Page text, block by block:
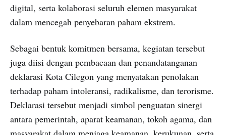
digital, serta kolaborasi seluruh elemen masyarakat
dalam mencegah penyebaran paham ekstrem.
Sebagai bentuk komitmen bersama, kegiatan tersebut
juga diisi dengan pembacaan dan penandatanganan
deklarasi Kota Cilegon yang menyatakan penolakan
terhadap paham intoleransi, radikalisme, dan terorisme.
Deklarasi tersebut menjadi simbol penguatan sinergi
antara pemerintah, aparat keamanan, tokoh agama, dan